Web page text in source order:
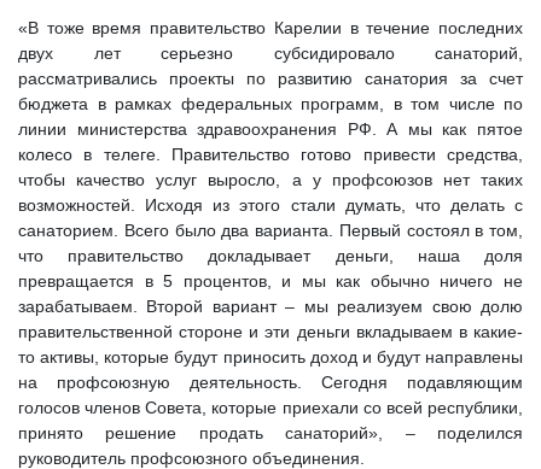
«В тоже время правительство Карелии в течение последних
двух лет серьезно субсидировало санаторий,
рассматривались проекты по развитию санатория за счет
бюджета в рамках федеральных программ, в том числе по
линии министерства здравоохранения РФ. А мы как пятое
колесо в телеге. Правительство готово привести средства,
чтобы качество услуг выросло, а у профсоюзов нет таких
возможностей. Исходя из этого стали думать, что делать с
санаторием. Всего было два варианта. Первый состоял в том,
что правительство докладывает деньги, наша доля
превращается в 5 процентов, и мы как обычно ничего не
зарабатываем. Второй вариант – мы реализуем свою долю
правительственной стороне и эти деньги вкладываем в какие-
то активы, которые будут приносить доход и будут направлены
на профсоюзную деятельность. Сегодня подавляющим
голосов членов Совета, которые приехали со всей республики,
принято решение продать санаторий», – поделился
руководитель профсоюзного объединения.